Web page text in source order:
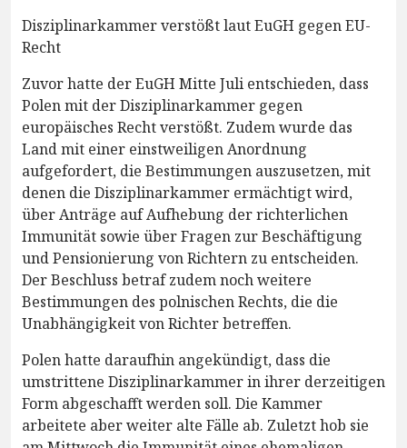
Disziplinarkammer verstößt laut EuGH gegen EU-
Recht
Zuvor hatte der EuGH Mitte Juli entschieden, dass
Polen mit der Disziplinarkammer gegen
europäisches Recht verstößt. Zudem wurde das
Land mit einer einstweiligen Anordnung
aufgefordert, die Bestimmungen auszusetzen, mit
denen die Disziplinarkammer ermächtigt wird,
über Anträge auf Aufhebung der richterlichen
Immunität sowie über Fragen zur Beschäftigung
und Pensionierung von Richtern zu entscheiden.
Der Beschluss betraf zudem noch weitere
Bestimmungen des polnischen Rechts, die die
Unabhängigkeit von Richter betreffen.
Polen hatte daraufhin angekündigt, dass die
umstrittene Disziplinarkammer in ihrer derzeitigen
Form abgeschafft werden soll. Die Kammer
arbeitete aber weiter alte Fälle ab. Zuletzt hob sie